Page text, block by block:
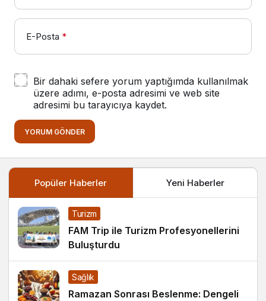
E-Posta *
Bir dahaki sefere yorum yaptığımda kullanılmak
üzere adımı, e-posta adresimi ve web site
adresimi bu tarayıcıya kaydet.
YORUM GÖNDER
Popüler Haberler Yeni Haberler
Turizm
FAM Trip ile Turizm Profesyonellerini
Buluşturdu
Sağlık
Ramazan Sonrası Beslenme: Dengeli